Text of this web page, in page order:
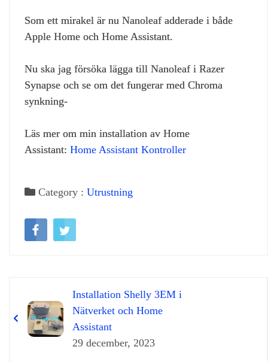
Som ett mirakel är nu Nanoleaf adderade i både
Apple Home och Home Assistant.
Nu ska jag försöka lägga till Nanoleaf i Razer
Synapse och se om det fungerar med Chroma
synkning-
Läs mer om min installation av Home
Assistant: Home Assistant Kontroller
Category : Utrustning
Installation Shelly 3EM i
Nätverket och Home
Assistant
29 december, 2023